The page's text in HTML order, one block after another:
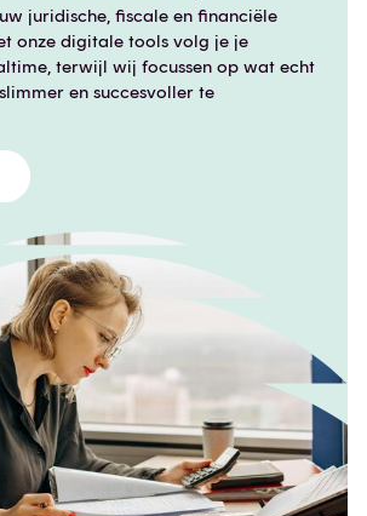
juridische, fiscale en financiële
onze digitale tools volg je je
terwijl wij focussen op wat echt
en succesvoller te